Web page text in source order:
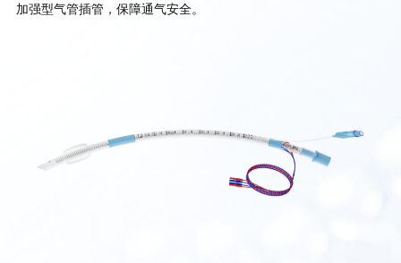
加强型气管插管，保障通气安全。